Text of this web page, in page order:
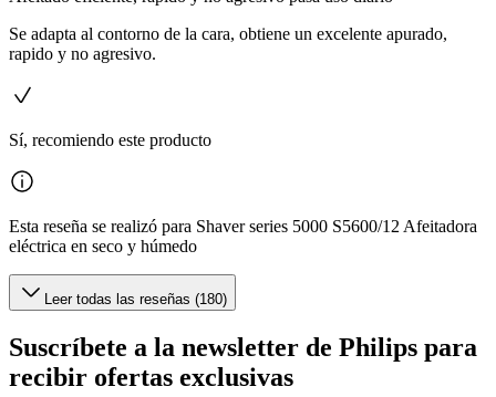
Se adapta al contorno de la cara, obtiene un excelente apurado,
rapido y no agresivo.
Sí, recomiendo este producto
Esta reseña se realizó para Shaver series 5000 S5600/12 Afeitadora
eléctrica en seco y húmedo
Leer todas las reseñas (180)
Suscríbete a la newsletter de Philips para
recibir ofertas exclusivas